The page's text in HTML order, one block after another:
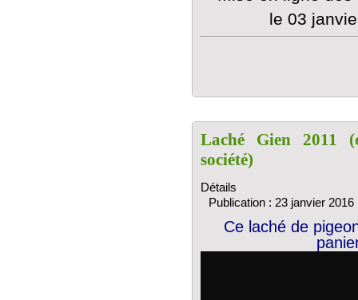
le 03
Laché Gien 2011
société)
Détails
Publication : 23 janvier 2016
Ce laché de